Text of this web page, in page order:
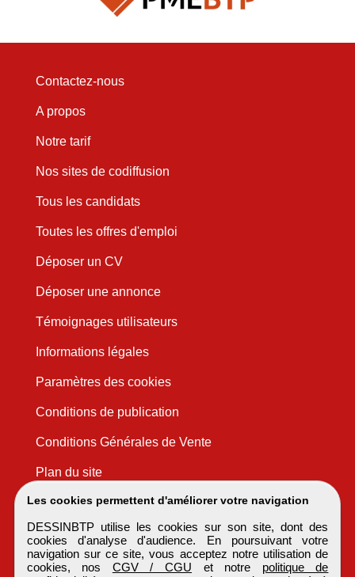
Les cookies permettent d'améliorer votre navigation
DESSINBTP utilise les cookies sur son site, dont des
cookies d'analyse d'audience. En poursuivant votre
navigation sur ce site, vous acceptez notre utilisation de
cookies, nos CGV / CGU et notre politique de
Contactez-nous
A propos
Notre tarif
Nos sites de codiffusion
Tous les candidats
Toutes les offres d'emploi
Déposer un CV
Déposer une annonce
Témoignages utilisateurs
Informations légales
Paramètres des cookies
Conditions de publication
Conditions Générales de Vente
Plan du site